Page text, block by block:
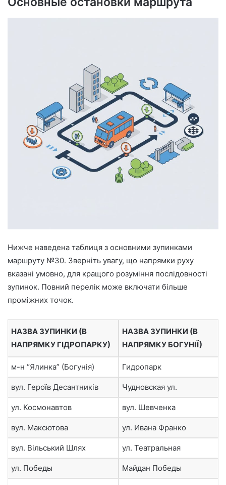
Нижче наведена таблиця з основними зупинками
маршруту №30. Зверніть увагу, що напрямки руху
вказані умовно, для кращого розуміння послідовності
зупинок. Повний перелік може включати більше
проміжних точок.
НАЗВА ЗУПИНКИ (В
НАПРЯМКУ ГІДРОПАРКУ)
НАЗВА ЗУПИНКИ (В
НАПРЯМКУ БОГУНІЇ)
м-н “Ялинка” (Богунія) Гидропарк
вул. Героїв Десантників Чудновская ул.
ул. Космонавтов вул. Шевченка
вул. Максютова ул. Ивана Франко
вул. Вільський Шлях ул. Театральная
ул. Победы Майдан Победы